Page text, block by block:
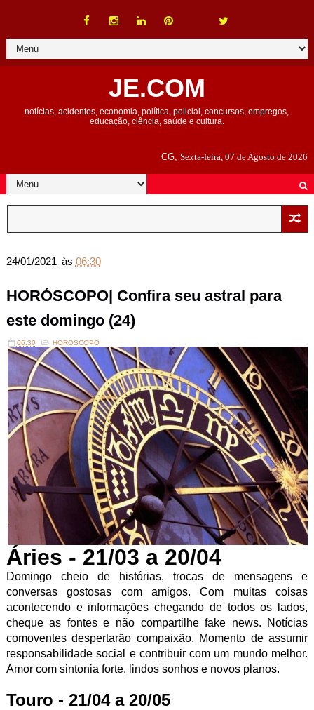
JE.COM
notícias, acidentes, economia, política, policial, concursos, empregos,
educação, ciência, saúde e cultura.
CG,Sexta-feira, 07 de Agosto de 2026
24/01/2021 às 06:30
HORÓSCOPO| Confira seu astral para
este domingo (24)
06:30 HOROSCOPO
Áries - 21/03 a 20/04
Domingo cheio de histórias, trocas de mensagens e
conversas gostosas com amigos. Com muitas coisas
acontecendo e informações chegando de todos os lados,
cheque as fontes e não compartilhe fake news. Notícias
comoventes despertarão compaixão. Momento de assumir
responsabilidade social e contribuir com um mundo melhor.
Amor com sintonia forte, lindos sonhos e novos planos.
Touro - 21/04 a 20/05